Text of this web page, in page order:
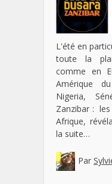
L'été en
toute la
comme en
Amérique
Nigeria,
Zanzibar :
Afrique,
la suite…
Par